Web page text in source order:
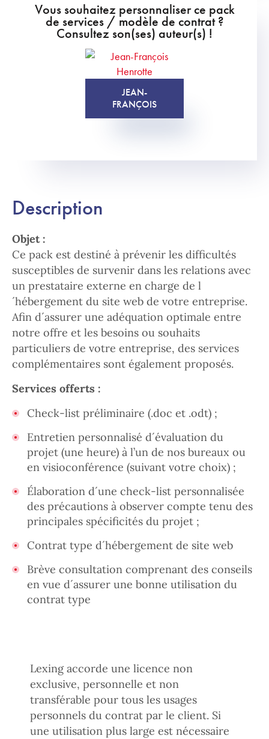
Vous souhaitez personnaliser ce pack
de services / modèle de contrat ?
Consultez son(ses) auteur(s) !
JEAN-
FRANÇOIS
Description
Objet :
Ce pack est destiné à prévenir les difficultés
susceptibles de survenir dans les relations avec
un prestataire externe en charge de l
´hébergement du site web de votre entreprise.
Afin d´assurer une adéquation optimale entre
notre offre et les besoins ou souhaits
particuliers de votre entreprise, des services
complémentaires sont également proposés.
Services offerts :
Check-list préliminaire (.doc et .odt) ;
Entretien personnalisé d´évaluation du
projet (une heure) à l’un de nos bureaux ou
en visioconférence (suivant votre choix) ;
Élaboration d´une check-list personnalisée
des précautions à observer compte tenu des
principales spécificités du projet ;
Contrat type d´hébergement de site web
Brève consultation comprenant des conseils
en vue d´assurer une bonne utilisation du
contrat type
Lexing accorde une licence non
exclusive, personnelle et non
transférable pour tous les usages
personnels du contrat par le client. Si
une utilisation plus large est nécessaire